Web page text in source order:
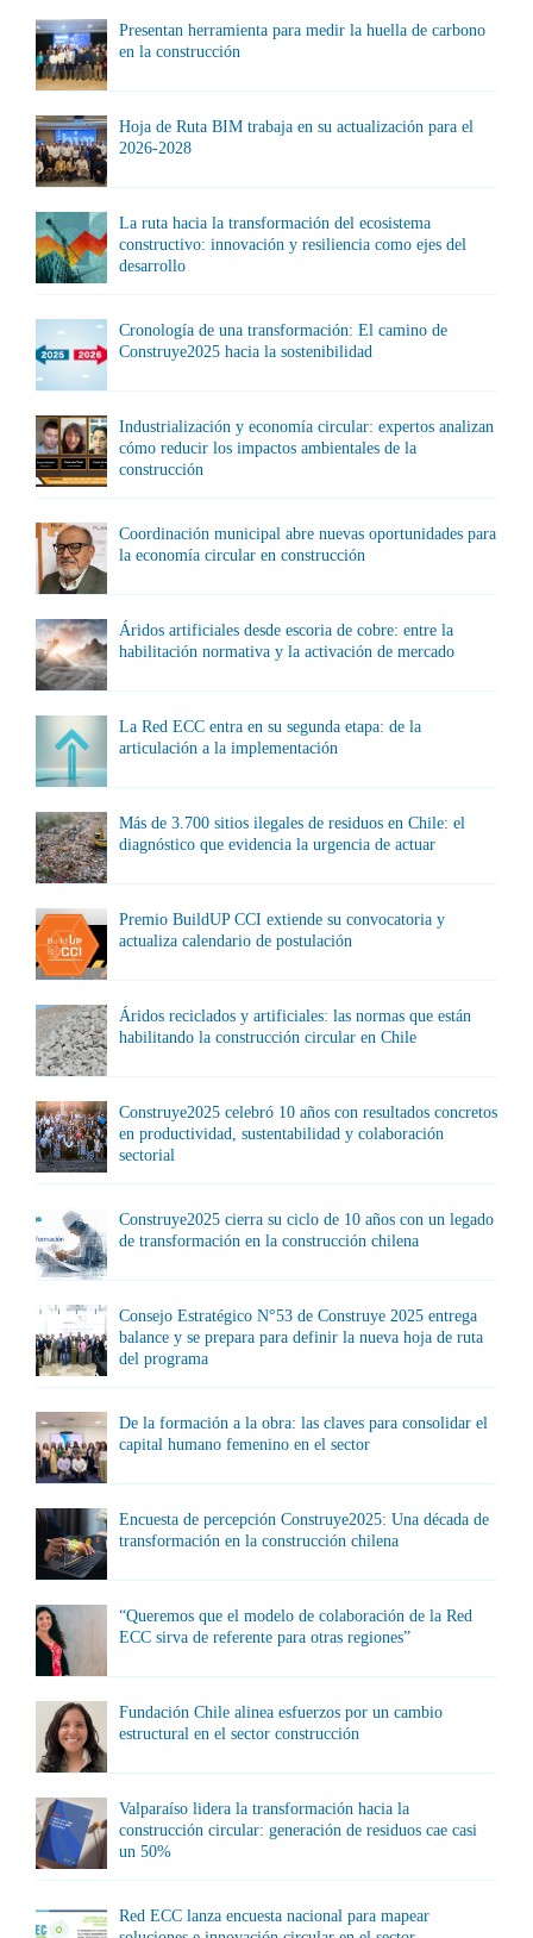
Presentan herramienta para medir la huella de carbono
en la construcción
Hoja de Ruta BIM trabaja en su actualización para el
2026-2028
La ruta hacia la transformación del ecosistema
constructivo: innovación y resiliencia como ejes del
desarrollo
Cronología de una transformación: El camino de
Construye2025 hacia la sostenibilidad
Industrialización y economía circular: expertos analizan
cómo reducir los impactos ambientales de la
construcción
Coordinación municipal abre nuevas oportunidades para
la economía circular en construcción
Áridos artificiales desde escoria de cobre: entre la
habilitación normativa y la activación de mercado
La Red ECC entra en su segunda etapa: de la
articulación a la implementación
Más de 3.700 sitios ilegales de residuos en Chile: el
diagnóstico que evidencia la urgencia de actuar
Premio BuildUP CCI extiende su convocatoria y
actualiza calendario de postulación
Áridos reciclados y artificiales: las normas que están
habilitando la construcción circular en Chile
Construye2025 celebró 10 años con resultados concretos
en productividad, sustentabilidad y colaboración
sectorial
Construye2025 cierra su ciclo de 10 años con un legado
de transformación en la construcción chilena
Consejo Estratégico N°53 de Construye 2025 entrega
balance y se prepara para definir la nueva hoja de ruta
del programa
De la formación a la obra: las claves para consolidar el
capital humano femenino en el sector
Encuesta de percepción Construye2025: Una década de
transformación en la construcción chilena
“Queremos que el modelo de colaboración de la Red
ECC sirva de referente para otras regiones”
Fundación Chile alinea esfuerzos por un cambio
estructural en el sector construcción
Valparaíso lidera la transformación hacia la
construcción circular: generación de residuos cae casi
un 50%
Red ECC lanza encuesta nacional para mapear